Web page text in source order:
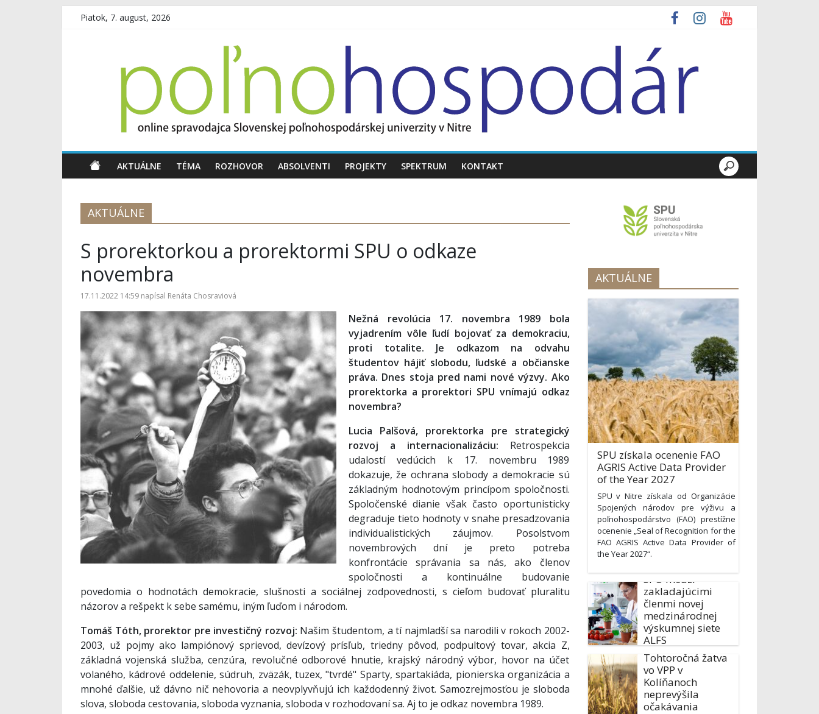
Piatok, 7. august, 2026
AKTUÁLNE TÉMA ROZHOVOR ABSOLVENTI PROJEKTY SPEKTRUM KONTAKT
AKTUÁLNE
S prorektorkou a prorektormi SPU o odkaze
novembra
17.11.2022 14:59 napísal Renáta Chosraviová
Nežná revolúcia 17. novembra 1989 bola
vyjadrením vôle ľudí bojovať za demokraciu,
proti totalite. Je odkazom na odvahu
študentov hájiť slobodu, ľudské a občianske
práva. Dnes stoja pred nami nové výzvy. Ako
prorektorka a prorektori SPU vnímajú odkaz
novembra?
Lucia Palšová, prorektorka pre strategický
rozvoj a internacionalizáciu: Retrospekcia
udalostí vedúcich k 17. novembru 1989
dokazuje, že ochrana slobody a demokracie sú
základným hodnotovým princípom spoločnosti.
Spoločenské dianie však často oportunisticky
degraduje tieto hodnoty v snahe presadzovania
individualistických záujmov. Posolstvom
novembrových dní je preto potreba
konfrontácie správania sa nás, ako členov
spoločnosti a kontinuálne budovanie
povedomia o hodnotách demokracie, slušnosti a sociálnej zodpovednosti, s cieľom budovať pluralitu
názorov a rešpekt k sebe samému, iným ľuďom i národom.
Tomáš Tóth, prorektor pre investičný rozvoj: Našim študentom, a tí najmladší sa narodili v rokoch 2002-
2003, už pojmy ako lampiónový sprievod, devízový prísľub, triedny pôvod, podpultový tovar, akcia Z,
základná vojenská služba, cenzúra, revolučné odborové hnutie, krajský národný výbor, hovor na účet
volaného, kádrové oddelenie, súdruh, zväzák, tuzex, "tvrdé" Sparty, spartakiáda, pionierska organizácia a
mnohé ďalšie, už dávno nič nehovoria a neovplyvňujú ich každodenný život. Samozrejmosťou je sloboda
slova, sloboda cestovania, sloboda vyznania, sloboda v rozhodovaní sa. Aj to je odkaz novembra 1989.
AKTUÁLNE
SPU získala ocenenie FAO
AGRIS Active Data Provider
of the Year 2027
SPU v Nitre získala od Organizácie
Spojených národov pre výživu a
poľnohospodárstvo (FAO) prestížne
ocenenie „Seal of Recognition for the
FAO AGRIS Active Data Provider of
the Year 2027“.
SPU medzi
zakladajúcimi
členmi novej
medzinárodnej
výskumnej siete
ALFS
Tohtoročná žatva
vo VPP v
Kolíňanoch
neprevýšila
očakávania